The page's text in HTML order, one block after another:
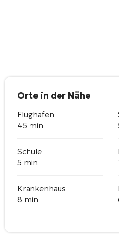
Orte in der Nähe
Flughafen
45 min
Schule
5 min
Krankenhaus
8 min